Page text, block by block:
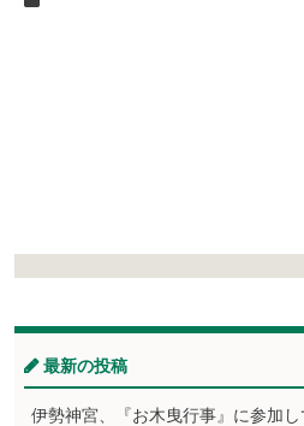
最新の投稿
伊勢神宮、『お木曳行事』に参加し